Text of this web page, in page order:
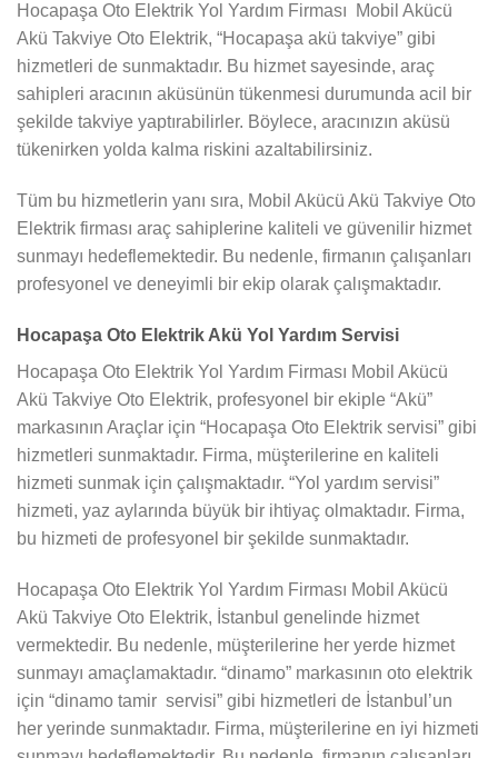
Hocapaşa Oto Elektrik Yol Yardım Firması Mobil Akücü
Akü Takviye Oto Elektrik, “Hocapaşa akü takviye” gibi
hizmetleri de sunmaktadır. Bu hizmet sayesinde, araç
sahipleri aracının aküsünün tükenmesi durumunda acil bir
şekilde takviye yaptırabilirler. Böylece, aracınızın aküsü
tükenirken yolda kalma riskini azaltabilirsiniz.
Tüm bu hizmetlerin yanı sıra, Mobil Akücü Akü Takviye Oto
Elektrik firması araç sahiplerine kaliteli ve güvenilir hizmet
sunmayı hedeflemektedir. Bu nedenle, firmanın çalışanları
profesyonel ve deneyimli bir ekip olarak çalışmaktadır.
Hocapaşa Oto Elektrik Akü Yol Yardım Servisi
Hocapaşa Oto Elektrik Yol Yardım Firması Mobil Akücü
Akü Takviye Oto Elektrik, profesyonel bir ekiple “Akü”
markasının Araçlar için “Hocapaşa Oto Elektrik servisi” gibi
hizmetleri sunmaktadır. Firma, müşterilerine en kaliteli
hizmeti sunmak için çalışmaktadır. “Yol yardım servisi”
hizmeti, yaz aylarında büyük bir ihtiyaç olmaktadır. Firma,
bu hizmeti de profesyonel bir şekilde sunmaktadır.
Hocapaşa Oto Elektrik Yol Yardım Firması Mobil Akücü
Akü Takviye Oto Elektrik, İstanbul genelinde hizmet
vermektedir. Bu nedenle, müşterilerine her yerde hizmet
sunmayı amaçlamaktadır. “dinamo” markasının oto elektrik
için “dinamo tamir servisi” gibi hizmetleri de İstanbul’un
her yerinde sunmaktadır. Firma, müşterilerine en iyi hizmeti